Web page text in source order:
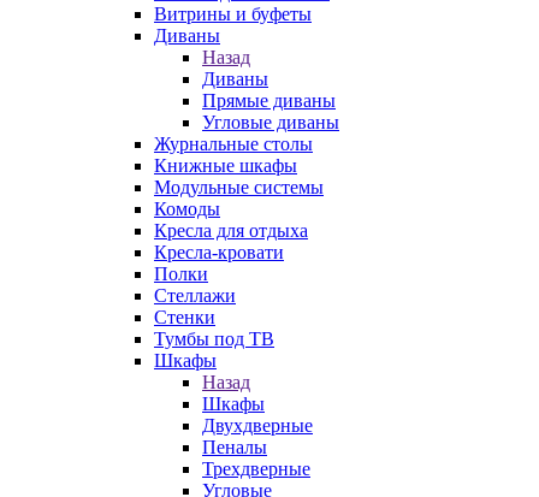
Витрины и буфеты
Диваны
Назад
Диваны
Прямые диваны
Угловые диваны
Журнальные столы
Книжные шкафы
Модульные системы
Комоды
Кресла для отдыха
Кресла-кровати
Полки
Стеллажи
Стенки
Тумбы под ТВ
Шкафы
Назад
Шкафы
Двухдверные
Пеналы
Трехдверные
Угловые